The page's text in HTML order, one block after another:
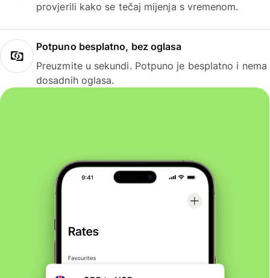
provjerili kako se tečaj mijenja s vremenom.
Potpuno besplatno, bez oglasa
Preuzmite u sekundi. Potpuno je besplatno i nema
dosadnih oglasa.